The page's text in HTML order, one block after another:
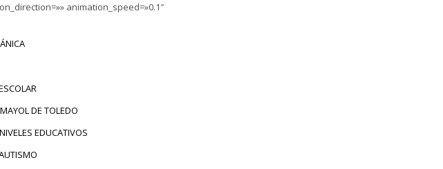
animation_speed=»0.1″
DE TOLEDO
EDUCATIVOS